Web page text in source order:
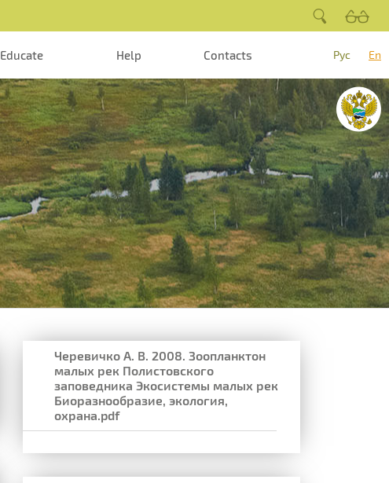
Educate Help Contacts Рус En
Черевичко А. В. 2008. Зоопланктон
малых рек Полистовского
заповедника Экосистемы малых рек
Биоразнообразие, экология,
охрана.pdf